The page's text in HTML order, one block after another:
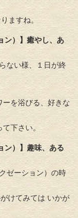
ますね。
）】癒やし、 あ
ない様、 １日が終
を浴びる、 好きな
て下さい。
ン）】趣味、ある
ゼーション） の時
けてみては いかが